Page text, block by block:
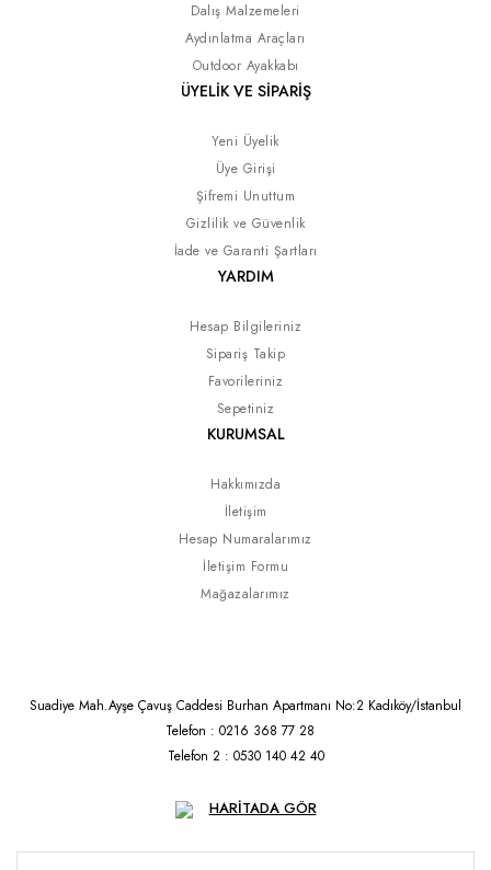
Dalış Malzemeleri
Aydınlatma Araçları
Outdoor Ayakkabı
ÜYELİK VE SİPARİŞ
Yeni Üyelik
Üye Girişi
Şifremi Unuttum
Gizlilik ve Güvenlik
İade ve Garanti Şartları
YARDIM
Hesap Bilgileriniz
Sipariş Takip
Favorileriniz
Sepetiniz
KURUMSAL
Hakkımızda
İletişim
Hesap Numaralarımız
İletişim Formu
Mağazalarımız
Suadiye Mah.Ayşe Çavuş Caddesi Burhan Apartmanı No:2 Kadıköy/İstanbul
Telefon : 0216 368 77 28
Telefon 2 : 0530 140 42 40
HARİTADA GÖR